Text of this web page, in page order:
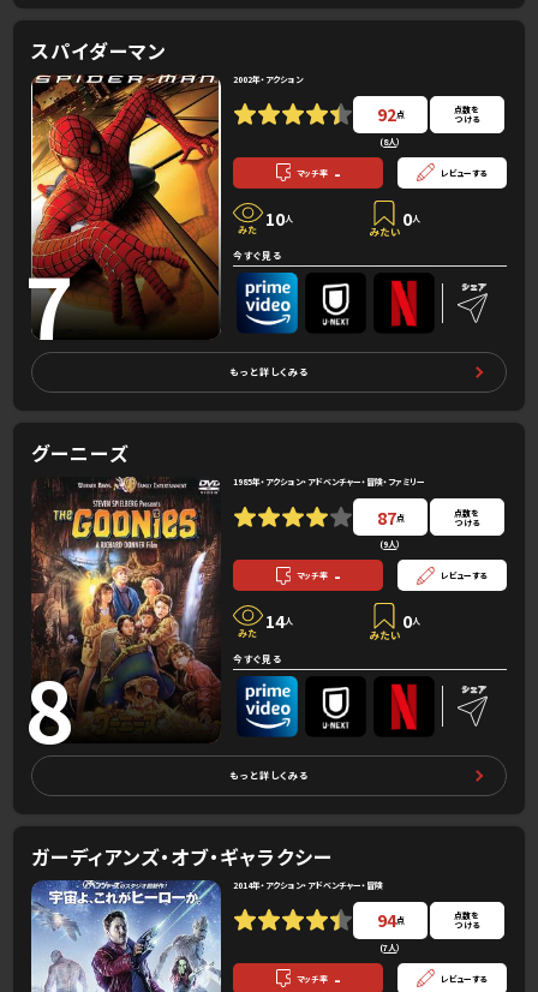
スパイダーマン
7
2002年・アクション
92点
(8人）
点数を
つける
マッチ率 - レビューする
10人 0人
今すぐ見る
もっと詳しくみる
グーニーズ
8
1985年・アクション・アドベンチャー・冒険・ファミリー
87点
(9人）
点数を
つける
マッチ率 - レビューする
14人 0人
今すぐ見る
もっと詳しくみる
ガーディアンズ・オブ・ギャラクシー
2014年・アクション・アドベンチャー・冒険
94点
(7人）
点数を
つける
マッチ率 - レビューする